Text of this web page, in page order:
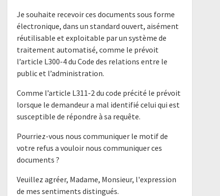
Je souhaite recevoir ces documents sous forme
électronique, dans un standard ouvert, aisément
réutilisable et exploitable par un système de
traitement automatisé, comme le prévoit
l’article L300-4 du Code des relations entre le
public et l’administration.
Comme l’article L311-2 du code précité le prévoit
lorsque le demandeur a mal identifié celui qui est
susceptible de répondre à sa requête.
Pourriez-vous nous communiquer le motif de
votre refus a vouloir nous communiquer ces
documents ?
Veuillez agréer, Madame, Monsieur, l'expression
de mes sentiments distingués.